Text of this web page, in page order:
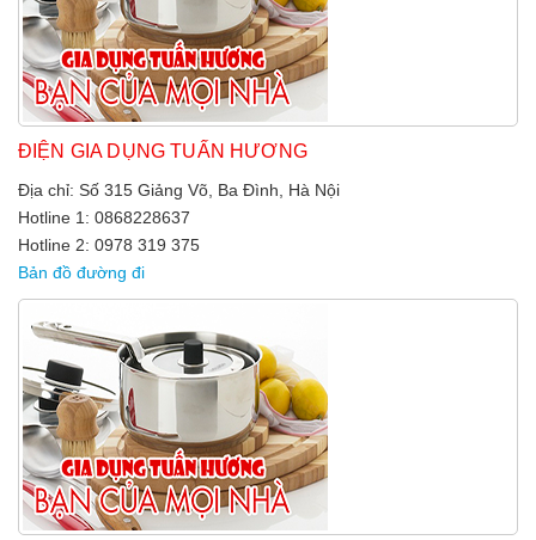
ĐIỆN GIA DỤNG TUẤN HƯƠNG
Địa chỉ: Số 315 Giảng Võ, Ba Đình, Hà Nội
Hotline 1: 0868228637
Hotline 2: 0978 319 375
Bản đồ đường đi